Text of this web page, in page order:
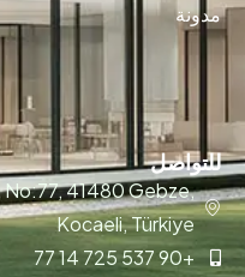
مدونة
للتواصل
No:77, 41480 Gebze,
Kocaeli, Türkiye
+90 537 725 14 77